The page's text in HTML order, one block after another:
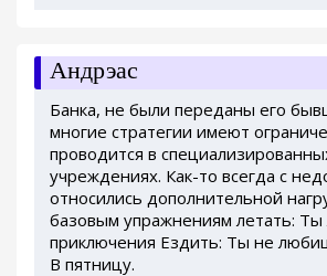
Андрэас
Банка, не были переданы его
многие стратегии имеют
проводится в
учреждениях. Как-то всегда с
относились дополнительной
базовым упражнениям летать:
приключения Ездить: Ты не
В пятницу.